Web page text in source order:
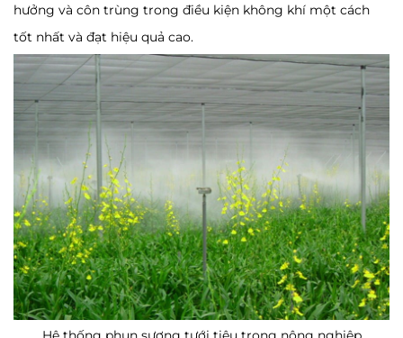
hưởng và côn trùng trong điều kiện không khí một cách
tốt nhất và đạt hiệu quả cao.